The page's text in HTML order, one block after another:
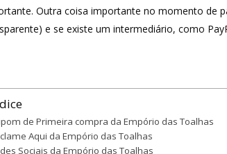
Outra coisa importante no momento de
e se existe um intermediário, como
de Primeira compra da Empório das Toalhas
Aqui da Empório das Toalhas
Sociais da Empório das Toalhas